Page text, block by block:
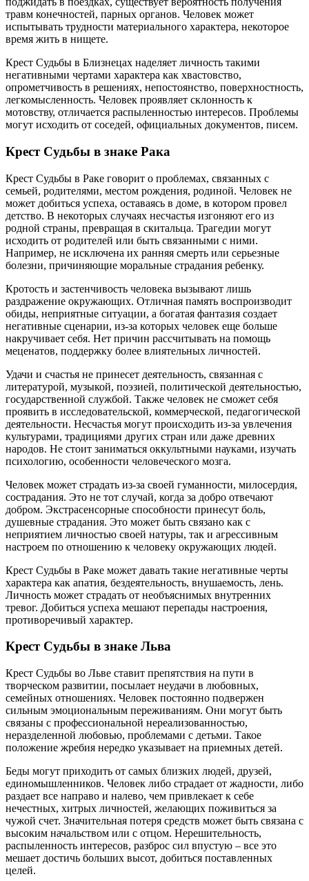
травм конечностей, парных органов. Человек может
испытывать трудности материального характера, некоторое
время жить в нищете.
Крест Судьбы в Близнецах наделяет личность такими
негативными чертами характера как хвастовство,
опрометчивость в решениях, непостоянство, поверхностность,
легкомысленность. Человек проявляет склонность к
мотовству, отличается распыленностью интересов. Проблемы
могут исходить от соседей, официальных документов, писем.
Крест Судьбы в знаке Рака
Крест Судьбы в Раке говорит о проблемах, связанных с
семьей, родителями, местом рождения, родиной. Человек не
может добиться успеха, оставаясь в доме, в котором провел
детство. В некоторых случаях несчастья изгоняют его из
родной страны, превращая в скитальца. Трагедии могут
исходить от родителей или быть связанными с ними.
Например, не исключена их ранняя смерть или серьезные
болезни, причиняющие моральные страдания ребенку.
Кротость и застенчивость человека вызывают лишь
раздражение окружающих. Отличная память воспроизводит
обиды, неприятные ситуации, а богатая фантазия создает
негативные сценарии, из-за которых человек еще больше
накручивает себя. Нет причин рассчитывать на помощь
меценатов, поддержку более влиятельных личностей.
Удачи и счастья не принесет деятельность, связанная с
литературой, музыкой, поэзией, политической деятельностью,
государственной службой. Также человек не сможет себя
проявить в исследовательской, коммерческой, педагогической
деятельности. Несчастья могут происходить из-за увлечения
культурами, традициями других стран или даже древних
народов. Не стоит заниматься оккультными науками, изучать
психологию, особенности человеческого мозга.
Человек может страдать из-за своей гуманности, милосердия,
сострадания. Это не тот случай, когда за добро отвечают
добром. Экстрасенсорные способности принесут боль,
душевные страдания. Это может быть связано как с
неприятием личностью своей натуры, так и агрессивным
настроем по отношению к человеку окружающих людей.
Крест Судьбы в Раке может давать такие негативные черты
характера как апатия, бездеятельность, внушаемость, лень.
Личность может страдать от необъяснимых внутренних
тревог. Добиться успеха мешают перепады настроения,
противоречивый характер.
Крест Судьбы в знаке Льва
Крест Судьбы во Льве ставит препятствия на пути в
творческом развитии, посылает неудачи в любовных,
семейных отношениях. Человек постоянно подвержен
сильным эмоциональным переживаниям. Они могут быть
связаны с профессиональной нереализованностью,
неразделенной любовью, проблемами с детьми. Такое
положение жребия нередко указывает на приемных детей.
Беды могут приходить от самых близких людей, друзей,
единомышленников. Человек либо страдает от жадности, либо
раздает все направо и налево, чем привлекает к себе
нечестных, хитрых личностей, желающих поживиться за
чужой счет. Значительная потеря средств может быть связана с
высоким начальством или с отцом. Нерешительность,
распыленность интересов, разброс сил впустую – все это
мешает достичь больших высот, добиться поставленных
целей.